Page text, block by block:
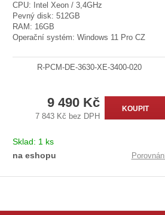
CPU: Intel Xeon / 3,4GHz
Pevný disk: 512GB
RAM: 16GB
Operační systém: Windows 11 Pro CZ
R-PCM-DE-3630-XE-3400-020
9 490 Kč
7 843 Kč bez DPH
KOUPIT
Sklad: 1 ks
na eshopu